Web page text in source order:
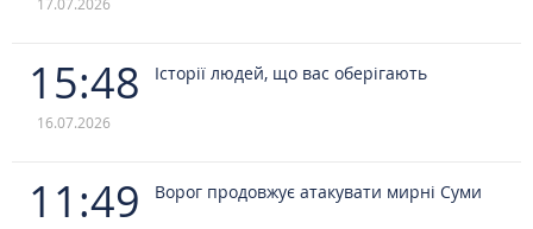
15:48
16.07.2026
Історії людей, що вас оберігають
11:49 Ворог продовжує атакувати мирні Суми